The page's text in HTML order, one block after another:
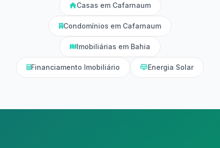
Casas em Cafarnaum
Condomínios em Cafarnaum
Imobiliárias em Bahia
Financiamento Imobiliário Energia Solar